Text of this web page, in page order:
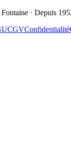
· Depuis
CGVConfidentialité